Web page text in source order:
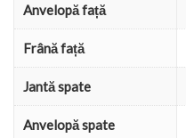
Anvelopă față
Frână față
Jantă spate
Anvelopă spate